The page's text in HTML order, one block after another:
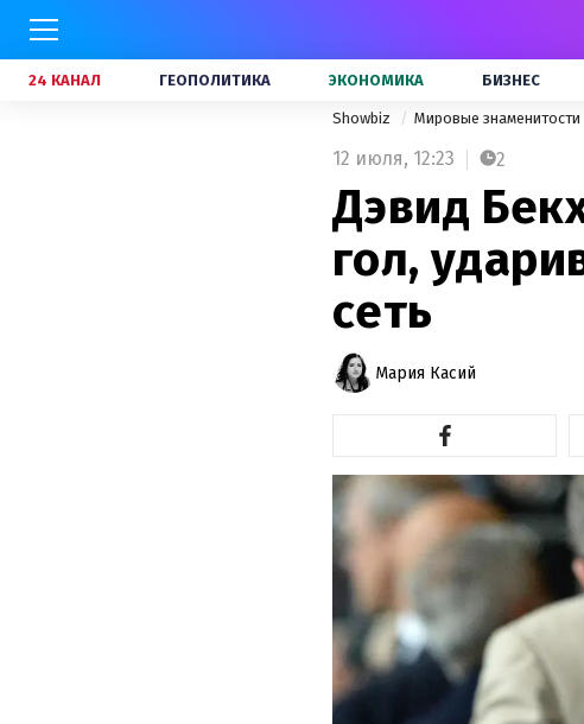
24 КАНАЛ ГЕОПОЛИТИКА ЭКОНОМИКА БИЗНЕС
Showbiz Мировые знаменитости
12 июля, 12:23 2
Дэвид
гол,
сеть
Мария Касий